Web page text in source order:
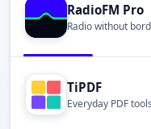
RadioFM Pro
Radio without
TiPDF
Everyday PDF tools